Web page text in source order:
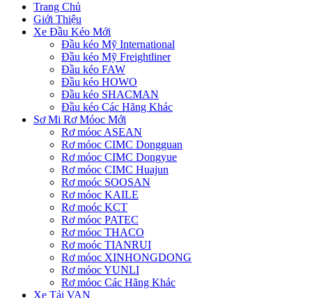
Trang Chủ
Giới Thiệu
Xe Đầu Kéo Mới
Đầu kéo Mỹ International
Đầu kéo Mỹ Freightliner
Đầu kéo FAW
Đầu kéo HOWO
Đầu kéo SHACMAN
Đầu kéo Các Hãng Khác
Sơ Mi Rơ Móoc Mới
Rơ móoc ASEAN
Rơ móoc CIMC Dongguan
Rơ móoc CIMC Dongyue
Rơ móoc CIMC Huajun
Rơ moóc SOOSAN
Rơ móoc KAILE
Rơ moóc KCT
Rơ móoc PATEC
Rơ móoc THACO
Rơ moóc TIANRUI
Rơ móoc XINHONGDONG
Rơ móoc YUNLI
Rơ móoc Các Hãng Khác
Xe Tải VAN